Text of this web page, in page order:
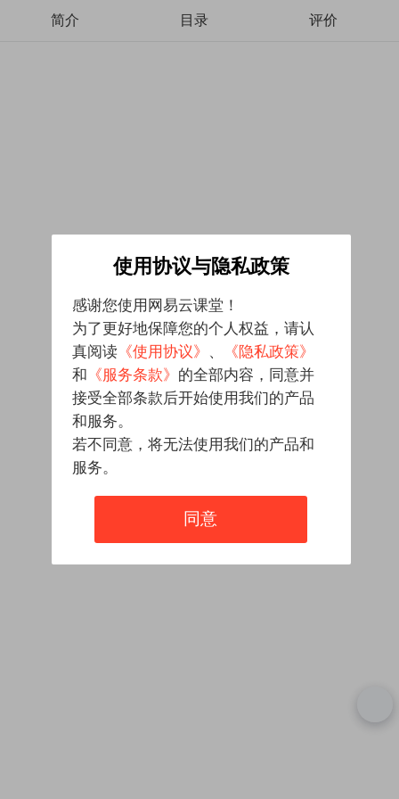
简介 目录 评价
使用协议与隐私政策
感谢您使用网易云课堂！
为了更好地保障您的个人权益，请认
真阅读 《使用协议》 、
《隐私政策》
和 《服务条款》 的全部内容，同意并
接受全部条款后开始使用我们的产品
和服务。
若不同意，将无法使用我们的产品和
服务。
同意